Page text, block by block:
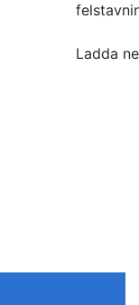
Ladda